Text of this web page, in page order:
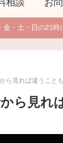
相談 お
金・土・日の21
ら見れば違うこと
ら見れ